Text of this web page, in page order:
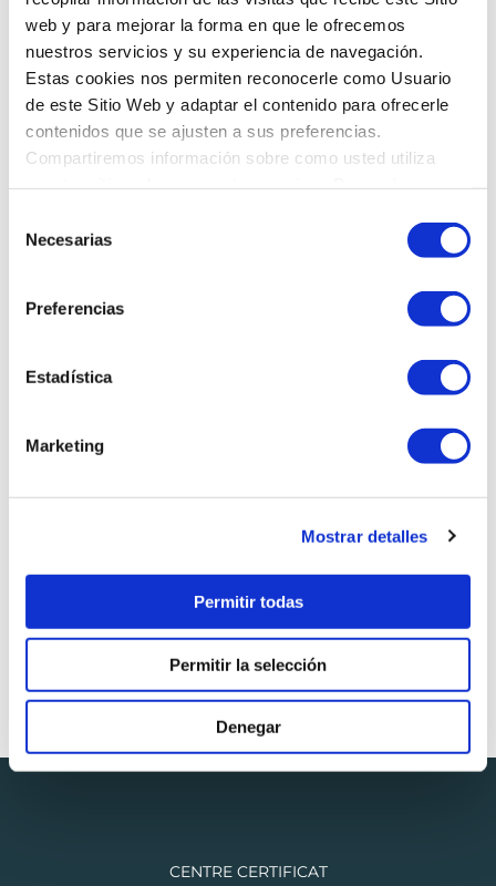
web y para mejorar la forma en que le ofrecemos
nuestros servicios y su experiencia de navegación.
Estas cookies nos permiten reconocerle como Usuario
de este Sitio Web y adaptar el contenido para ofrecerle
contenidos que se ajusten a sus preferencias.
Compartiremos información sobre como usted utiliza
Necesarias
Preferencias
Estadística
Marketing
Mostrar detalles
Permitir todas
Permitir la selección
Denegar
Dimarts
Dimecres
Dijous
Divendres
Dissabte
Diumenge
8:00 a 14:00 - 15:00 a 21:00
8:00 a 14:00 - 15:00 a 21:00
8:00 a 14:00 - 15:00 a 21:00
8:00 a 14:00 - 15:00 a 21:00
9:00 a 14:00
Tancat
Pots demanar hora de visita emplenant un
formulari. Aviat rebràs un correu electrònic amb la
CENTRE CERTIFICAT